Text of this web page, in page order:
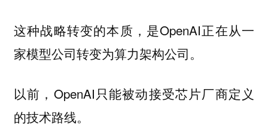
这种战略转变的本质，是OpenAI正在从一
家模型公司转变为算力架构公司。
以前，OpenAI只能被动接受芯片厂商定义
的技术路线。